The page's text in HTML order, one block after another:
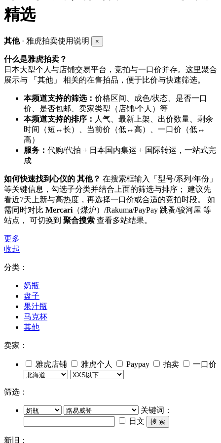
精选
其他· 雅虎拍卖使用说明 ×
什么是雅虎拍卖？
日本大型个人与店铺交易平台，竞拍与一口价并存。这里聚合
展示与 「其他」 相关的在售拍品，便于比价与快速筛选。
本频道支持的筛选： 价格区间、成色/状态、是否一口
价、是否包邮、卖家类型（店铺/个人）等
本频道支持的排序： 人气、最新上架、出价数量、剩余
时间（短↔长）、当前价（低↔高）、一口价（低↔
高）
服务： 代购/代拍 + 日本国内集运 + 国际转运，一站式完
成
如何快速找到心仪的 其他？ 在搜索框输入「型号/系列/年份」
等关键信息，勾选子分类并结合上面的筛选与排序； 建议先
看近7天上新与高热度，再选择一口价或合适的竞拍时段。 如
需同时对比 Mercari （煤炉）/Rakuma/PayPay 跳蚤/骏河屋 等
站点， 可切换到 聚合搜索 查看多站结果。
更多
收起
分类：
奶瓶
盘子
果汁瓶
马克杯
其他
卖家：
雅虎店铺 雅虎个人 Paypay 拍卖 一口价
筛选：
关键词：
日文
搜 索
新旧：